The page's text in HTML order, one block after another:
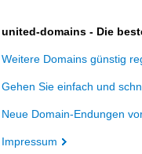
united-domains - Die
Weitere Domains günstig
Gehen Sie einfach und
Neue Domain-Endungen
Impressum